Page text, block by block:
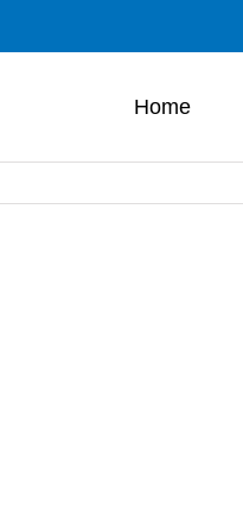
Home